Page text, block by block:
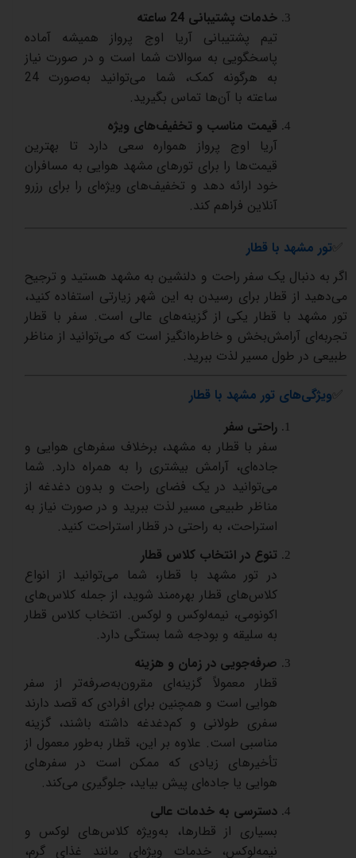
خدمات پشتیبانی
ساعته
تیم
پشتیبانی آریا اوج پرواز همیشه
آماده
پاسخگویی به سوالات شما است و در صورت نیاز
به هرگونه کمک، شما می‌توانید به‌صورت
ساعته با آن‌ها تماس بگیرید.
قیمت مناسب و تخفیف‌های ویژه
آریا
اوج پرواز همواره سعی دارد تا
بهترین
قیمت‌ها را برای تورهای مشهد هوایی به مسافران
خود ارائه دهد و تخفیف‌های ویژه‌ای را برای رزرو
آنلاین فراهم کند.
تور مشهد با قطار
اگر به دنبال یک سفر راحت و دلنشین به مشهد هستید و ترجیح
می‌دهید از قطار برای رسیدن به این شهر زیارتی استفاده کنید،
تور مشهد با قطار یکی از گزینه‌های عالی است. سفر با قطار
تجربه‌ای آرامش‌بخش و خاطره‌انگیز است که می‌توانید از مناظر
طبیعی در طول مسیر لذت ببرید.
ویژگی‌های تور مشهد با قطار
راحتی سفر
سفر با قطار به مشهد، برخلاف سفرهای هوایی و
جاده‌ای، آرامش بیشتری را به همراه دارد. شما
می‌توانید در یک فضای راحت و بدون دغدغه از
مناظر طبیعی مسیر لذت ببرید و در صورت نیاز به
استراحت، به راحتی در قطار استراحت کنید.
تنوع در انتخاب کلاس قطار
در تور مشهد با قطار، شما می‌توانید از انواع
کلاس‌های قطار بهره‌مند شوید، از جمله کلاس‌های
اکونومی، نیمه‌لوکس و لوکس. انتخاب کلاس قطار
به سلیقه و بودجه شما بستگی دارد.
صرفه‌جویی در زمان و هزینه
قطار
معمولاً گزینه‌ای مقرون‌به‌صرفه‌تر از
سفر
هوایی است و همچنین برای افرادی که قصد دارند
سفری طولانی و کم‌دغدغه داشته باشند، گزینه
مناسبی است. علاوه بر این، قطار به‌طور معمول از
تأخیرهای زیادی که ممکن است در سفرهای
هوایی یا جاده‌ای پیش بیاید، جلوگیری می‌کند.
دسترسی به خدمات عالی
بسیاری از قطارها، به‌ویژه کلاس‌های لوکس و
نیمه‌لوکس،
خدمات ویژه‌ای مانند غذای گرم،